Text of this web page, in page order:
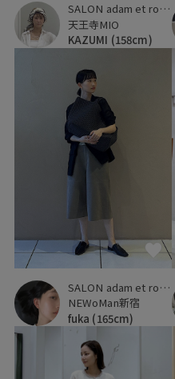
SALON adam et ropé
天王寺MIO
KAZUMI (158cm)
SALON adam et ropé
NEWoMan新宿
fuka (165cm)